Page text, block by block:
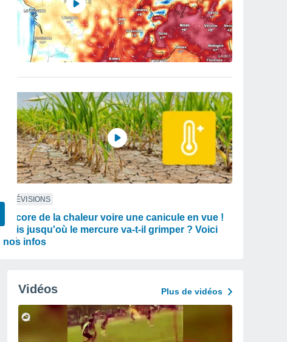
PRÉVISIONS
Encore de la chaleur voire une canicule en vue !
Mais jusqu'où le mercure va-t-il grimper ? Voici
nos infos
Vidéos Plus de vidéos